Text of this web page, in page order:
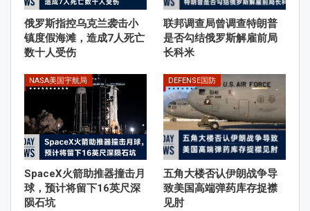
俄罗斯指控乌克兰袭击小
镇度假海滩，造成7人死亡
数十人受伤
联邦调查局曾调查特朗普
是否勾结俄罗斯解雇前局
长科米
NASA美国宇航局
SpaceX火箭助推器撞击月
球，预计将留下16英尺深
陨石坑
DEFENSE国防
五角大楼否认伊朗战争导
致美国高端弹药库存捉襟
见肘